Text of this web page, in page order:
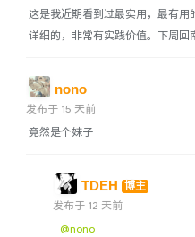
这是我近期看到过最实用，最有
详细的，非常有实践价值。下周回
nono
发布于 15 天前
竟然是个妹子
TDEH 博主
发布于 12 天前
@nono